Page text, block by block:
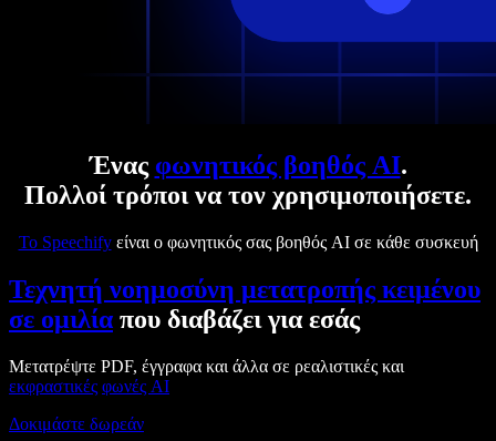
Ένας φωνητικός βοηθός AI.
Πολλοί τρόποι να τον χρησιμοποιήσετε.
Το Speechifyείναι ο φωνητικός σας βοηθός AI σε κάθε συσκευή
Τεχνητή νοημοσύνη μετατροπής κειμένου
σε ομιλία που διαβάζει για εσάς
Μετατρέψτε PDF, έγγραφα και άλλα σε ρεαλιστικές και
εκφραστικές φωνές AI
Δοκιμάστε δωρεάν